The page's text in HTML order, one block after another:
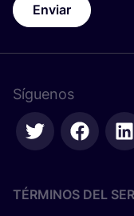
Enviar
Síguenos
TÉRMINOS DEL